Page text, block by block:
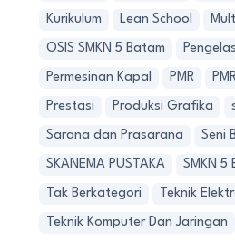
Kurikulum Lean School
OSIS SMKN 5 Batam
Permesinan Kapal PMR
Prestasi Produksi Grafika
Sarana dan Prasarana Seni
SKANEMA PUSTAKA SMKN 5
Tak Berkategori Teknik
Teknik Komputer Dan Jaringan